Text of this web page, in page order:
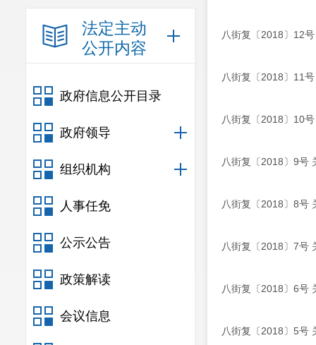
法定主动
公开内容
政府信息公开目录
政府领导
组织机构
人事任免
公示公告
政策解读
会议信息
八街复〔2018〕12
八街复〔2018〕11
八街复〔2018〕10
八街复〔2018〕9号
八街复〔2018〕8号
八街复〔2018〕7号
八街复〔2018〕6号
八街复〔2018〕5号